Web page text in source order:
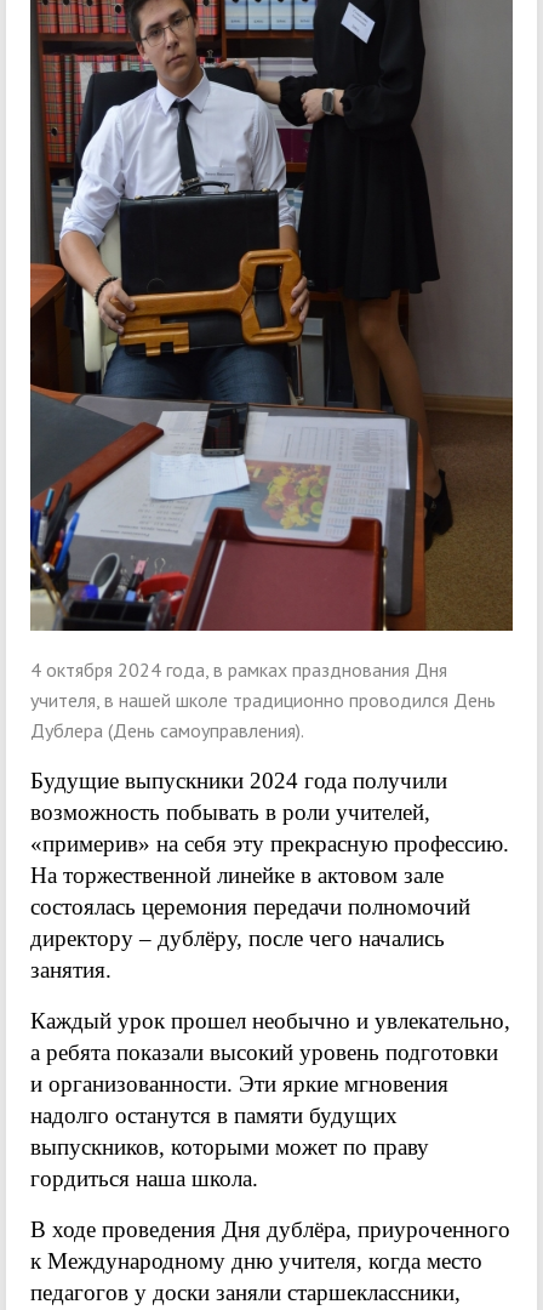
4 октября 2024 года, в рамках празднования Дня
учителя, в нашей школе традиционно проводился День
Дублера (День самоуправления).
Будущие выпускники 2024 года получили
возможность побывать в роли учителей,
«примерив» на себя эту прекрасную профессию.
На торжественной линейке в актовом зале
состоялась церемония передачи полномочий
директору – дублёру, после чего начались
занятия.
Каждый урок прошел необычно и увлекательно,
а ребята показали высокий уровень подготовки
и организованности. Эти яркие мгновения
надолго останутся в памяти будущих
выпускников, которыми может по праву
гордиться наша школа.
В ходе проведения Дня дублёра, приуроченного
к Международному дню учителя, когда место
педагогов у доски заняли старшеклассники,